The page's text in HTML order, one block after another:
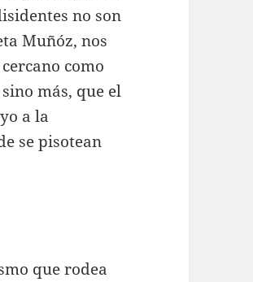
no son
Muñóz, nos
como
más, que el
a la
se pisotean
que rodea